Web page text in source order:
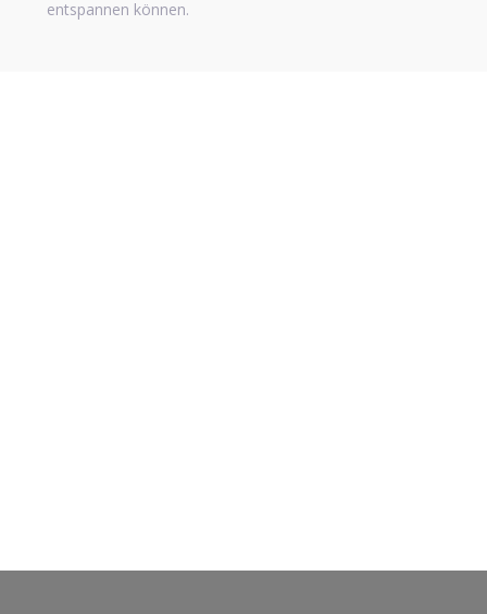
entspannen können.